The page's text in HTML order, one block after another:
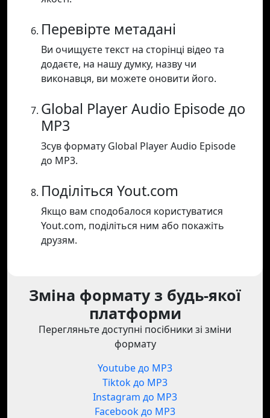
Перевірте метадані
Ви очищуєте текст на сторінці відео та
додаєте, на нашу думку, назву чи
виконавця, ви можете оновити його.
Global Player Audio Episode до
MP3
Зсув формату Global Player Audio Episode
до MP3.
Поділіться Yout.com
Якщо вам сподобалося користуватися
Yout.com, поділіться ним або покажіть
друзям.
Зміна формату з будь-якої
платформи
Перегляньте доступні посібники зі зміни
формату
Youtube до MP3
Tiktok до MP3
Instagram до MP3
Facebook до MP3